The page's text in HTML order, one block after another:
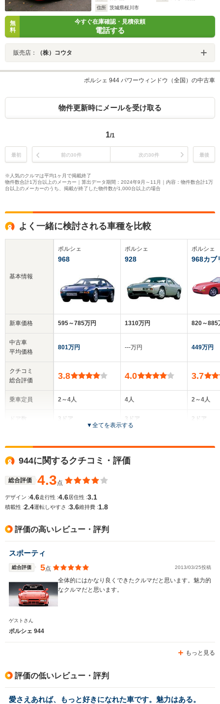
住所
茨城県桜川市
無
料
今すぐ在庫確認・見積依頼
電話する
販売店： （株）コウタ
ポルシェ 944 パワーウィンドウ（全国）の中古車
物件更新時にメールを受け取る
1/1
最初 前の30件 次の30件 最後
※人気のクルマは平均1ヶ月で掲載終了
物件数合計1万台以上のメーカー｜算出データ期間：2024年9月～11月｜内容：物件数合計1万
台以上のメーカーのうち、掲載が終了した物件数が1,000台以上の場合
よく一緒に検討される車種を比較
基本情報
新車価格
中古車
平均価格
クチコミ
総合評価
乗車定員
ドア数
サイズ
WLTCモード
駆動方式
ポルシェ
968
595～785万円
801万円
3.8
2～4人
3ドア
全高
-m
-m
FR
ポルシェ
928
1310万円
‐‐‐万円
4.0
4人
3ドア
全高
ポルシェ
968カブ
820～885
449万円
3.7
2～4人
2ドア
2990cc
▼全てを表示する
944に関するクチコミ・評価
総合評価 4.3点
デザイン :4.6走行性 :4.6居住性 :3.1
積載性 :2.4運転しやすさ :3.6維持費 :1.8
評価の高いレビュー・評判
スポーティ
総合評価 5点 2013/03/25投稿
全体的にはかなり良くできたクルマだと思います。魅力的
なクルマだと思います。
ゲストさん
ポルシェ 944
もっと見る
評価の低いレビュー・評判
愛さえあれば、もっと好きになれた車です。魅力はある。